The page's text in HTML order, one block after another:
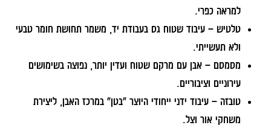
למראה כפרי.
טלטיש – עיבוד שטוח גס בעבודת יד, משמר תחושת חומר טבעי
ולא תעשייתי.
מסמסם – אבן עם מרקם שטוח ועדין יותר, נפוצה בשימושים
עירוניים וציבוריים.
טובזה – עיבוד ידני ייחודי היוצר "בטן" במרכז האבן, ליצירת
משחקי אור וצל.